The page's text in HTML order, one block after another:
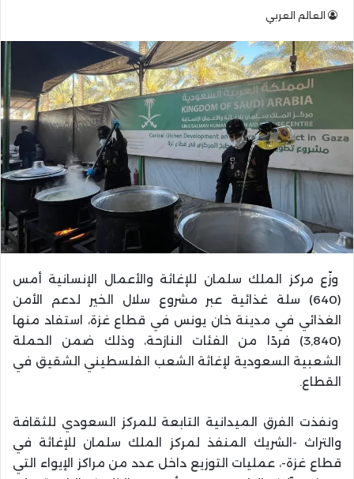
العالم العربي
وزّع مركز الملك سلمان للإغاثة والأعمال الإنسانية أمس
(640) سلة غذائية عبر مشروع سلال الخير لدعم الأمن
الغذائي في مدينة خان يونس في قطاع غزة، استفاد منها
(3,840) فردًا من الفئات النازحة، وذلك ضمن الحملة
الشعبية السعودية لإغاثة الشعب الفلسطيني الشقيق في
القطاع.
ونفذت الفرق الميدانية التابعة للمركز السعودي للثقافة
والتراث -الشريك المنفذ لمركز الملك سلمان للإغاثة في
قطاع غزة-، عمليات التوزيع داخل عدد من مراكز الإيواء التي